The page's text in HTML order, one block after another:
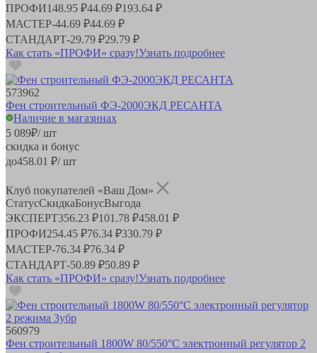
ПРОФИ148.95 ₽44.69 ₽193.64 ₽
МАСТЕР-44.69 ₽44.69 ₽
СТАНДАРТ-29.79 ₽29.79 ₽
Как стать «ПРОФИ» сразу!Узнать подробнее
573962
Фен строительный ФЭ-2000ЭКД РЕСАНТА
Наличие в магазинах
5 089₽/ шт
скидка и бонус
до458.01 ₽/ шт
Клуб покупателей «Ваш Дом»
СтатусСкидкаБонусВыгода
ЭКСПЕРТ356.23 ₽101.78 ₽458.01 ₽
ПРОФИ254.45 ₽76.34 ₽330.79 ₽
МАСТЕР-76.34 ₽76.34 ₽
СТАНДАРТ-50.89 ₽50.89 ₽
Как стать «ПРОФИ» сразу!Узнать подробнее
560979
Фен строительный 1800W 80/550°C электронный регулятор 2